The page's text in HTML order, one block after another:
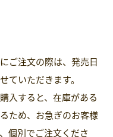
ご注文の際は、発売日
ていただきます。
入すると、在庫がある
ため、お急ぎのお客様
個別でご注文くださ